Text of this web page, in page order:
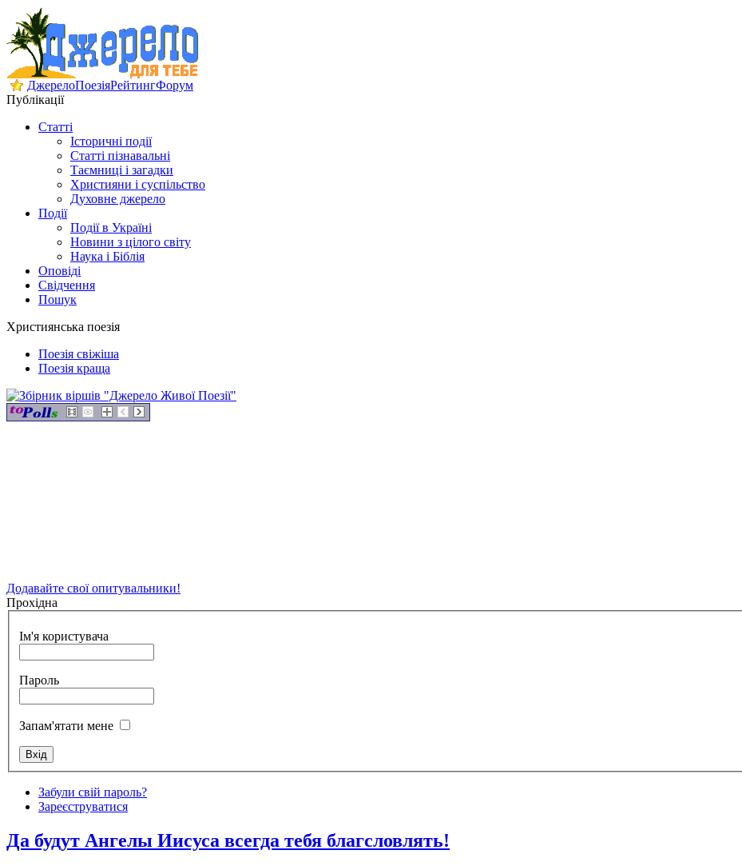
ДжерелоПоезіяРейтингФорум
Публікації
Статті
Історичні події
Статті пізнавальні
Таємниці і загадки
Християни і суспільство
Духовне джерело
Події
Події в Україні
Новини з цілого світу
Наука і Біблія
Оповіді
Свідчення
Пошук
Християнська поезія
Поезія свіжіша
Поезія краща
Додавайте свої опитувальники!
Прохідна
Ім'я користувача
Пароль
Запам'ятати мене
Забули свій пароль?
Зареєструватися
Да будут Ангелы Иисуса всегда тебя благсловлять!